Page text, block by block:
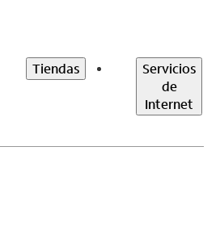
Tiendas
Servicios
de
Internet